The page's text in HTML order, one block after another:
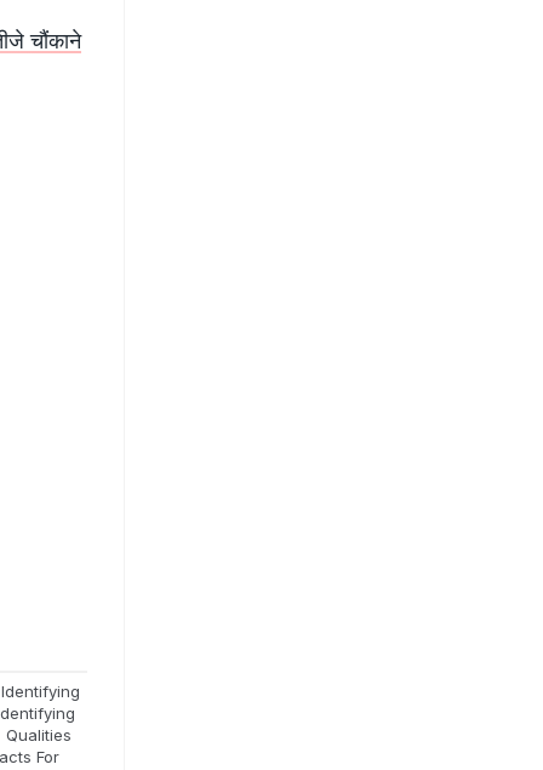
चौंकाने
Qualities
For